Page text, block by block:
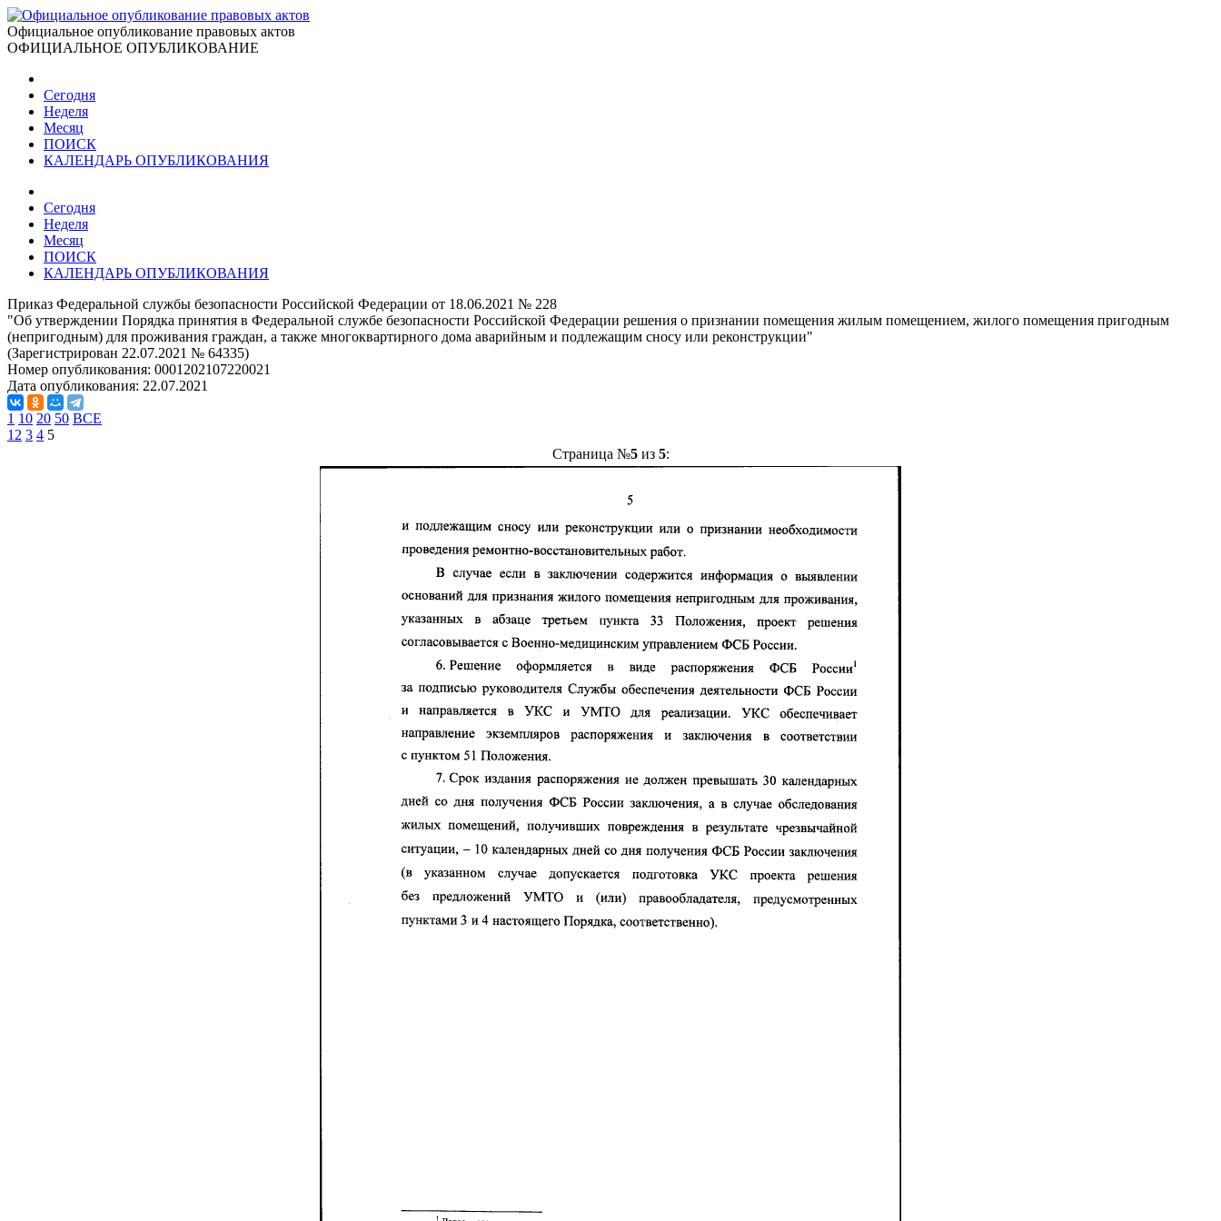
Официальное опубликование правовых актов
ОФИЦИАЛЬНОЕ ОПУБЛИКОВАНИЕ
Сегодня
Неделя
Месяц
ПОИСК
КАЛЕНДАРЬ ОПУБЛИКОВАНИЯ
Сегодня
Неделя
Месяц
ПОИСК
КАЛЕНДАРЬ ОПУБЛИКОВАНИЯ
Приказ Федеральной службы безопасности Российской Федерации от 18.06.2021 № 228
"Об утверждении Порядка принятия в Федеральной службе безопасности Российской Федерации решения о признании помещения жилым помещением, жилого помещения пригодным
(непригодным) для проживания граждан, а также многоквартирного дома аварийным и подлежащим сносу или реконструкции"
(Зарегистрирован 22.07.2021 № 64335)
Номер опубликования: 0001202107220021
Дата опубликования: 22.07.2021
1 10 20 50 ВСЕ
1 2 3 4 5
Страница №5из 5: